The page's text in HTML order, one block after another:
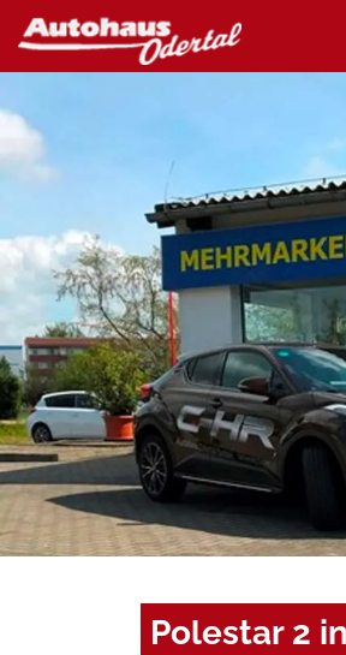
Polestar 2